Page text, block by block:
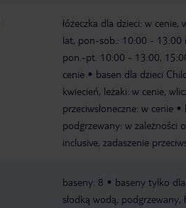
łóżeczka dla dzieci: w cenie,
lat, pon-sob.: 10:00 - 13:00
pon.-pt. 10:00 - 13:00,
cenie
basen dla dzieci
kwiecień, leżaki: w cenie,
przeciwsłoneczne: w cenie
podgrzewany: w zależności
inclusive, zadaszenie
baseny: 8
baseny tylko
słodką wodą, podgrzewany,